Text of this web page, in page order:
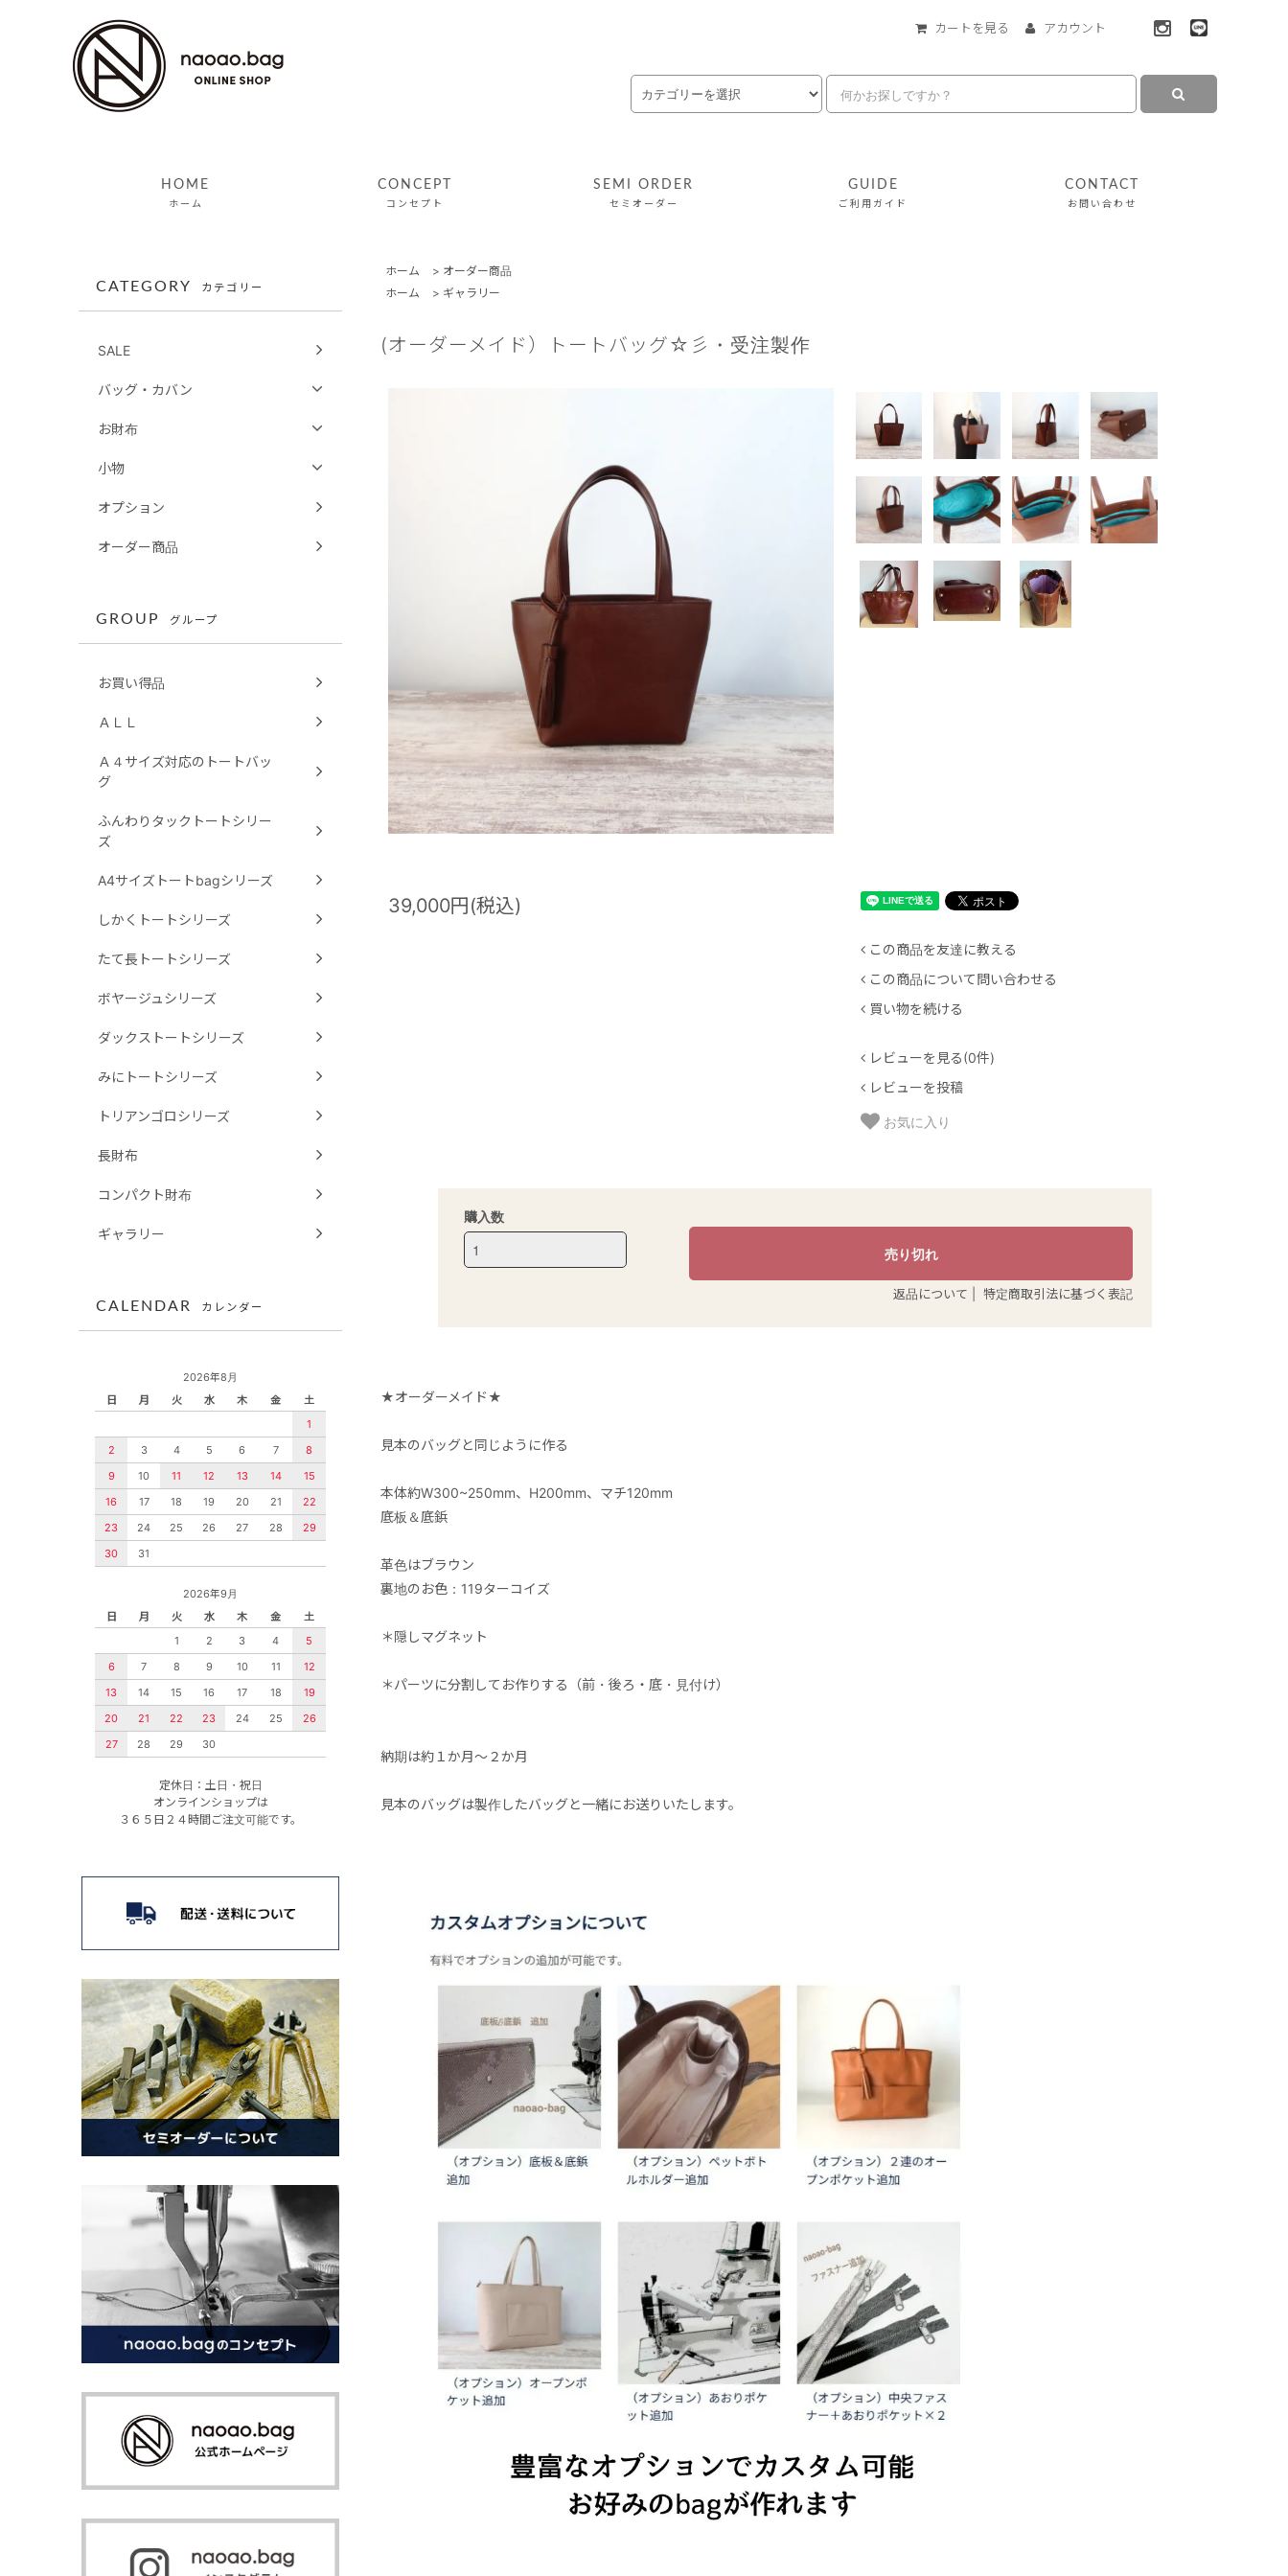
カートを見る アカウント
HOME
ホーム
CONCEPT
コンセプト
SEMI ORDER
セミオーダー
GUIDE
ご利用ガイド
CONTACT
お問い合わせ
ホーム > オーダー商品
ホーム
> ギャラリー
(オーダーメイド）トートバッグ☆彡・受注製作
39,000円(税込)
この商品を友達に教える
この商品について問い合わせる
買い物を続ける
レビューを見る(0件)
レビューを投稿
お気に入り
購入数
返品について 特定商取引法に基づく表記
★オーダーメイド★
見本のバッグと同じように作る
本体約W300~250mm、H200mm、マチ120mm
底板＆底鋲
革色はブラウン
裏地のお色：119ターコイズ
＊隠しマグネット
＊パーツに分割してお作りする（前・後ろ・底・見付け）
納期は約１か月～２か月
見本のバッグは製作したバッグと一緒にお送りいたします。
CATEGORY カテゴリー
SALE
バッグ・カバン
お財布
小物
オプション
オーダー商品
GROUP グループ
お買い得品
ＡＬＬ
Ａ４サイズ対応のトートバッ
グ
ふんわりタックトートシリー
ズ
A4サイズトートbagシリーズ
しかくトートシリーズ
たて長トートシリーズ
ボヤージュシリーズ
ダックストートシリーズ
みにトートシリーズ
トリアンゴロシリーズ
長財布
コンパクト財布
ギャラリー
CALENDAR カレンダー
2026年8月
日
月 火 水 木 金
土
1
2
3 4 5 6 7
8
9
10 11 12 13 14
15
16
17 18 19 20 21
22
23
24 25 26 27 28
29
30
31
2026年9月
日
月 火 水 木 金
土
1
2 3 4
5
6
7 8 9 10 11
12
13
14 15 16 17 18
19
20
21 22 23 24 25
26
27
28 29 30
定休日：土日・祝日
オンラインショップは
３６５日２４時間ご注文可能です。